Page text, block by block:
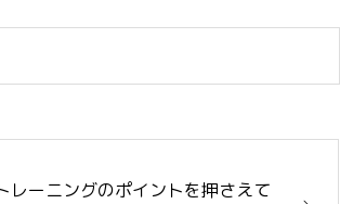
レーニングのポイントを押さえて